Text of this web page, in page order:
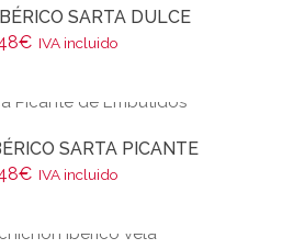
SARTA DULCE
€ IVA incluido
SARTA PICANTE
€ IVA incluido